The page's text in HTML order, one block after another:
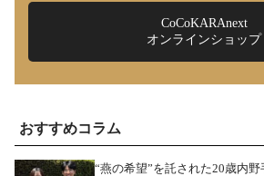
CoCoKARAnext
オンラインショップ
おすすめコラム
“燕の希望”を託された20歳内